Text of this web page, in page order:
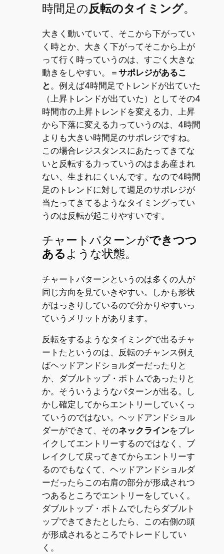
時間足の反転のタイミング。
大きく動いていて、そこから下がってい
く時とか、大きく下がってそこから上が
って行く時っていうのは、すごく大きな
動きをしやすい。＝ サポレジがあるこ
と。例えば4時間足でトレンドが出ていた
（上昇トレンドが出ていた）としてその4
時間市の上昇トレンドを変える力、上昇
から下落に変える力っていうのは、4時間
よりも大きい時間足のサポレジですね。
この場合レジスタンスにあたってきてな
いと反転する力っていうのはまあ産まれ
ない、生まれにくいんです。なので4時間
足のトレンドに対して週足のサポレジが
当たってきてるようなタイミングってい
うのは反転が起こりやすいです。
チャートパターンができつつ
あるような状態。
チャートパターンというのは多くの人が
同じ方向を見ていきやすい。しかも形状
がはっきりしているので分かりやすいっ
ていうメリットがあります。
反転をするようなタイミングで出るチャ
ートたというのは、反転のチャンス例え
ばヘッドアンドショルダーだったりと
か、ダブルトップ・ボトムであったりと
か。そういうようなパターンが出る。し
かし確定してからエントリーしていくっ
ていうのではない。ヘッドアンドショル
ダーができて、そのネックラインをブレ
イクしてエントリーするのではなく、ブ
レイクして戻ってきてからエントリーす
るのでもなくて、ヘッドアンドショルダ
ーだったらこの右肩の部分が形成されつ
つあるところでエントリーをしていく。
ダブルトップ・ボトムでしたらダブルト
ップできてきたとしたら、この右側の頭
が形成されるところでトレードしてい
く。